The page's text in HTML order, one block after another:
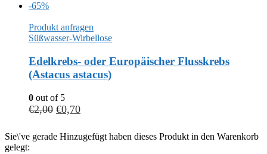
-65%
Produkt anfragen
Süßwasser-Wirbellose
Edelkrebs- oder Europäischer Flusskrebs
(Astacus astacus)
0 out of 5
€2,00 €0,70
Sie\'ve gerade Hinzugefügt haben dieses Produkt in den Warenkorb
gelegt: